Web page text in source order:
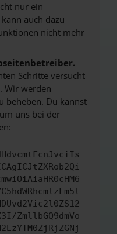
nur ein
auch dazu
nicht mehr
Schritte versucht
Wir werden
beheben. Du kannst
uns bei der
ZmllbGQ9dmVo